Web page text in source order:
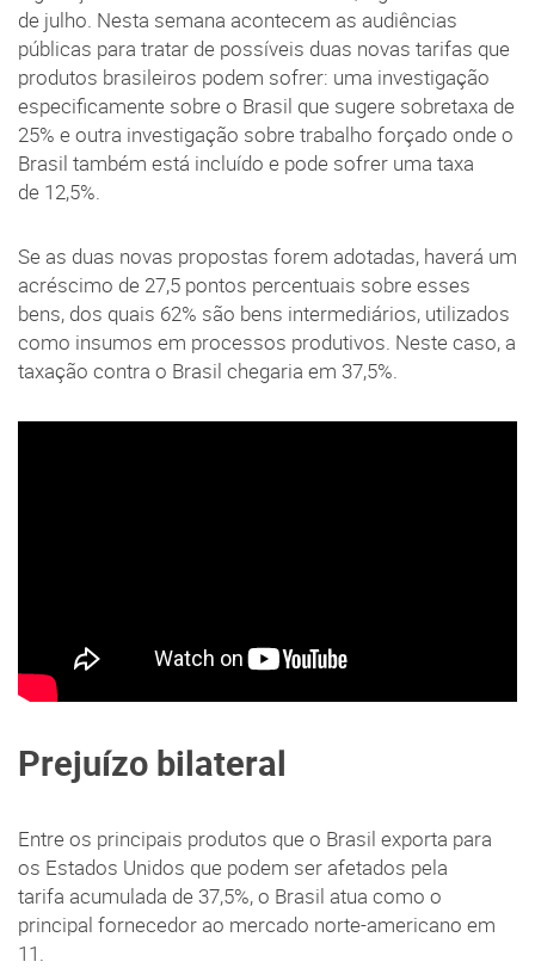
de julho. Nesta semana acontecem as audiências
públicas para tratar de possíveis duas novas tarifas que
produtos brasileiros podem sofrer: uma investigação
especificamente sobre o Brasil que sugere sobretaxa de
25% e outra investigação sobre trabalho forçado onde o
Brasil também está incluído e pode sofrer uma taxa
de 12,5%.
Se as duas novas propostas forem adotadas, haverá um
acréscimo de 27,5 pontos percentuais sobre esses
bens, dos quais 62% são bens intermediários, utilizados
como insumos em processos produtivos. Neste caso, a
taxação contra o Brasil chegaria em 37,5%.
Prejuízo bilateral
Entre os principais produtos que o Brasil exporta para
os Estados Unidos que podem ser afetados pela
tarifa acumulada de 37,5%, o Brasil atua como o
principal fornecedor ao mercado norte-americano em
11.